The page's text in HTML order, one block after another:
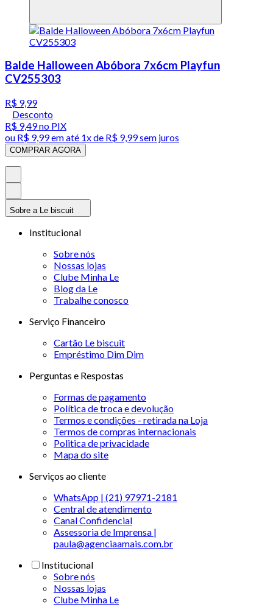
Balde Halloween Abóbora 7x6cm Playfun
CV255303
R$ 9,99
Desconto
R$ 9,49no PIX
ou R$ 9,99em até 1x de R$ 9,99sem juros
COMPRAR AGORA
Sobre a Le biscuit
Institucional
Sobre nós
Nossas lojas
Clube Minha Le
Blog da Le
Trabalhe conosco
Serviço Financeiro
Cartão Le biscuit
Empréstimo Dim Dim
Perguntas e Respostas
Formas de pagamento
Política de troca e devolução
Termos e condições - retirada na Loja
Termos de compras internacionais
Politica de privacidade
Mapa do site
Serviços ao cliente
WhatsApp | (21) 97971-2181
Central de atendimento
Canal Confidencial
Assessoria de Imprensa |
paula@agenciaamais.com.br
Institucional
Sobre nós
Nossas lojas
Clube Minha Le